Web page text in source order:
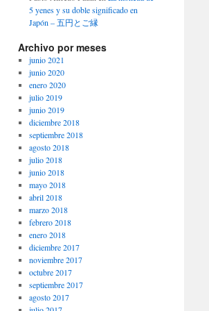
5 yenes y su doble significado en
Japón – 五円とご縁
Archivo por meses
junio 2021
junio 2020
enero 2020
julio 2019
junio 2019
diciembre 2018
septiembre 2018
agosto 2018
julio 2018
junio 2018
mayo 2018
abril 2018
marzo 2018
febrero 2018
enero 2018
diciembre 2017
noviembre 2017
octubre 2017
septiembre 2017
agosto 2017